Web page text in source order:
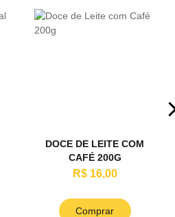
DOCE DE LEITE COM
CAFÉ 200G
R$ 16,00
Comprar